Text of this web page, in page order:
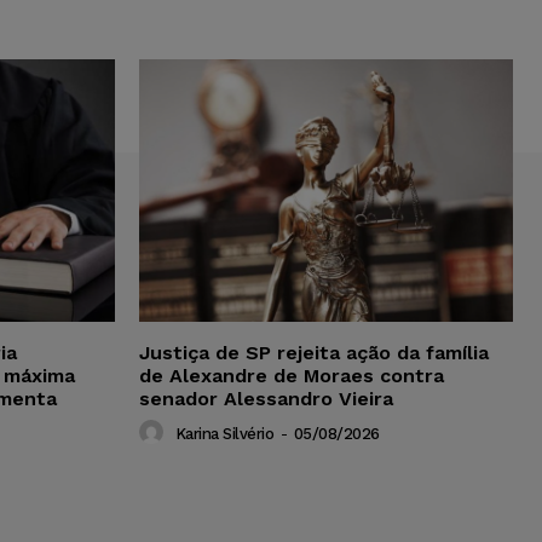
Justiça de SP rejeita ação da família
de Alexandre de Moraes contra
senador Alessandro Vieira
Karina Silvério - 05/08/2026